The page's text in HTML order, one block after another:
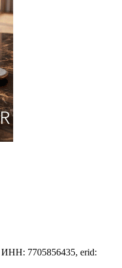
балеток и
с тонкой подошвой).
еще и…
7705856435, erid: